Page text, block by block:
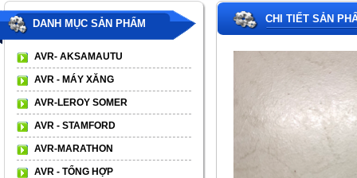
DANH MỤC SẢN PHẨM
AVR- AKSAMAUTU
AVR - MÁY XĂNG
AVR-LEROY SOMER
AVR - STAMFORD
AVR-MARATHON
AVR - TỔNG HỢP
CHI TIẾT SẢN